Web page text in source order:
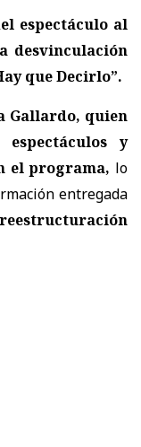
espectáculo al
desvinculación
que Decirlo”.
Gallardo, quien
y
el programa, lo
entregada